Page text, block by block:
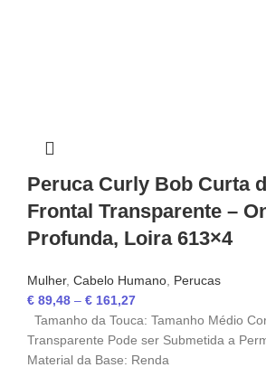
Peruca Curly Bob Curta
Frontal Transparente –
Profunda, Loira 613×4
Mulher, Cabelo Humano, Perucas
€ 89,48 – € 161,27
Tamanho da Touca: Tamanho Médio
Transparente Pode ser Submetida a
Material da Base: Renda